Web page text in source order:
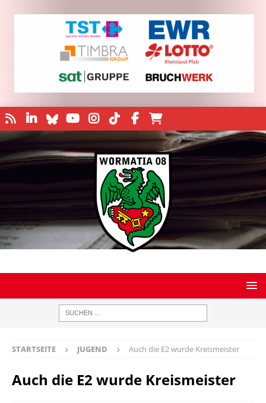
STARTSEITE JUGEND Auch die E2 wurde Kreismeister
Auch die E2 wurde Kreismeister